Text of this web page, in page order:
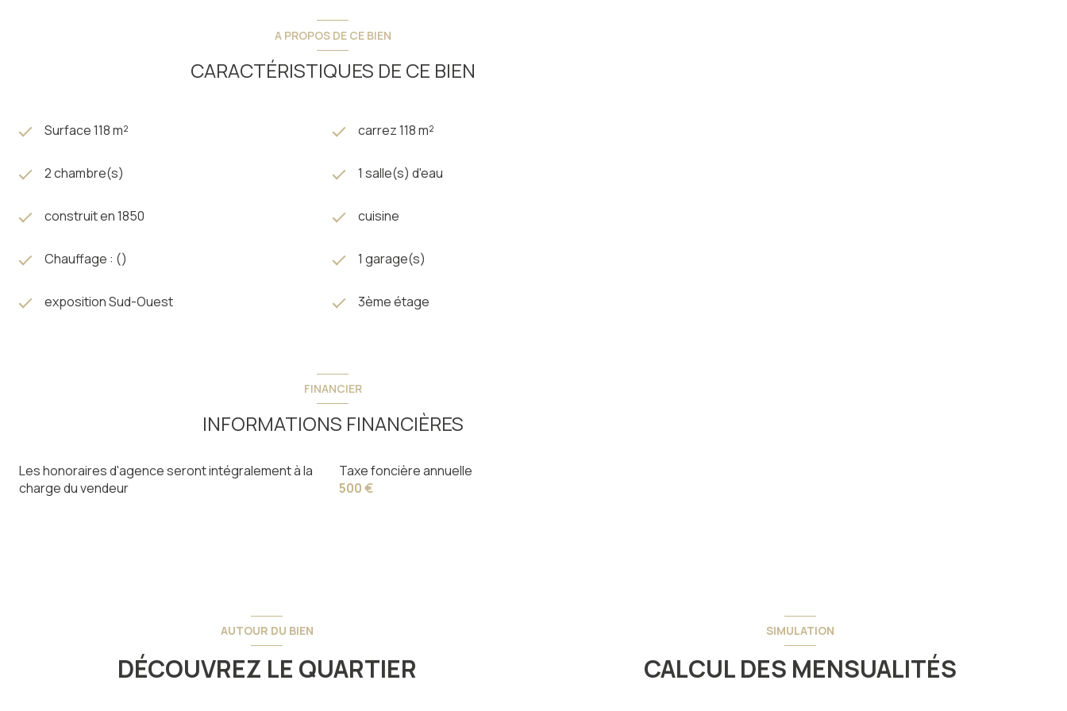
A découvrir sans plus tarder avec l'Agence du Louron à Loudenvielle !
A PROPOS DE CE BIEN
CARACTÉRISTIQUES DE CE BIEN
Surface 118 m² carrez 118 m²
2 chambre(s) 1 salle(s) d'eau
construit en 1850 cuisine
Chauffage : () 1 garage(s)
exposition Sud-Ouest 3ème étage
FINANCIER
INFORMATIONS FINANCIÈRES
Les honoraires d'agence seront intégralement à la
charge du vendeur
Taxe foncière annuelle
500 €
AUTOUR DU BIEN
DÉCOUVREZ LE QUARTIER
SIMULATION
CALCUL DES MENSUALITÉS